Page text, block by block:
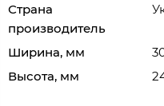
Страна
производитель
Ширина, мм
Высота, мм